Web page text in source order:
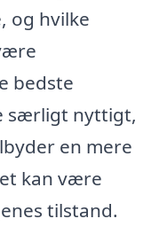
og hvilke
bedste
særligt nyttigt,
en mere
kan være
tilstand.